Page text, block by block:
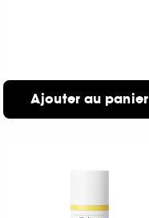
Ajouter au panier